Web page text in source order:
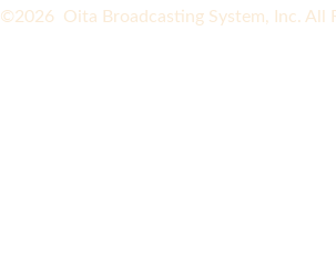
©2026 Oita Broadcasting System, Inc. All